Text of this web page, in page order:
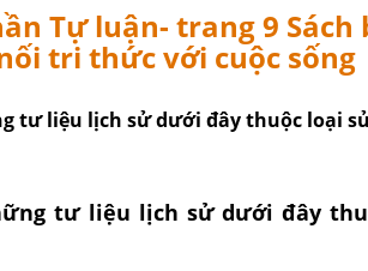
Tự luận- trang 9
tri thức với cuộc sống
tư liệu lịch sử dưới đây thuộc loại
tư liệu lịch sử dưới đây